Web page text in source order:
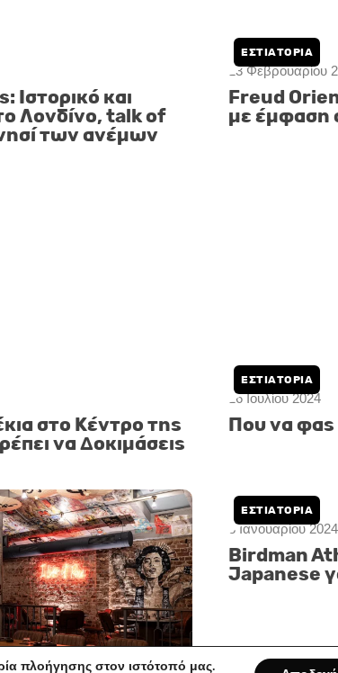
ΕΣΤΙΑΤΌΡΙΑ
στο Κέντρο της
να Δοκιμάσεις
26 Ιουλίου 2024
ΕΣΤΙΑΤΌΡΙΑ
πλοήγησης στον ιστότοπό μας.